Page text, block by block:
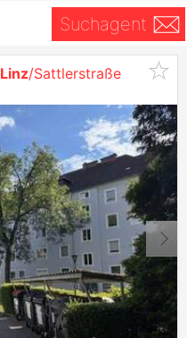
Suchagent
Linz/Sattlerstraße